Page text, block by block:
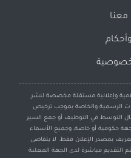
وإعلانية مستقلة مخصصة لنشر
الرسمية والخاصة بموجب ترخيص
التوسط في التوظيف أو جمع السير
جهة حكومية أو خاصة، وجميع الأسماء
بمصدر الإعلان فقط. لا يتقاضى
التقديم مباشرة لدى الجهة المعلنة